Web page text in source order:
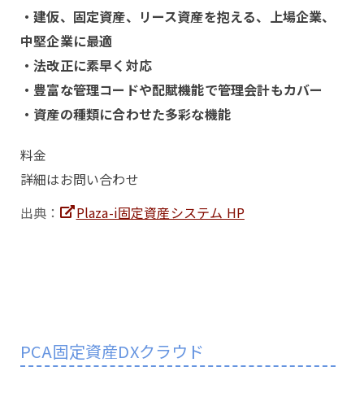
・建仮、固定資産、リース資産を抱える、上場企業、
中堅企業に最適
・法改正に素早く対応
・豊富な管理コードや配賦機能で管理会計もカバー
・資産の種類に合わせた多彩な機能
料金
詳細はお問い合わせ
出典：
Plaza-i固定資産システム HP
PCA固定資産DXクラウド